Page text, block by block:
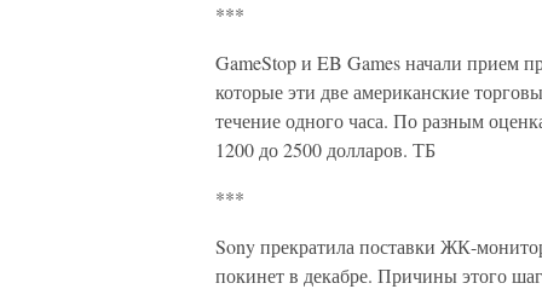
***
GameStop и EB Games начали прием
которые эти две американские
течение одного часа. По разным
1200 до 2500 долларов. ТБ
***
Sony прекратила поставки ЖК-
покинет в декабре. Причины этого